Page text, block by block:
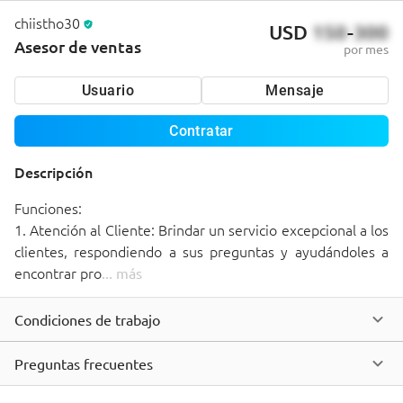
chiistho30
Asesor de ventas
USD 150-300
por mes
Usuario Mensaje
Contratar
Descripción
Funciones:
1. Atención al Cliente: Brindar un servicio excepcional a los
clientes, respondiendo a sus preguntas y ayudándoles a
encontrar pro... más
Condiciones de trabajo
Preguntas frecuentes